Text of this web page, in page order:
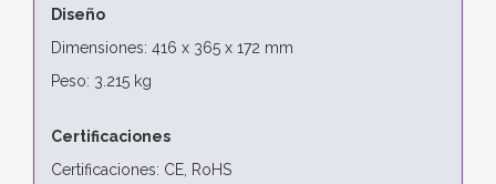
Diseño
Dimensiones: 416 x 365 x 172 mm
Peso: 3.215 kg
Certificaciones
Certificaciones: CE, RoHS